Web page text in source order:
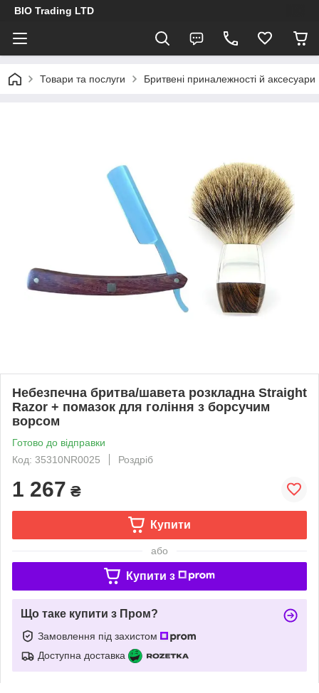
BIO Trading LTD
Товари та послуги Бритвені приналежності й аксесуари
Небезпечна бритва/шавета розкладна Straight
Razor + помазок для гоління з борсучим
ворсом
Готово до відправки
Код: 35310NR0025
Роздріб
1 267 ₴
Купити
або
Купити з
Що таке купити з Пром?
Замовлення під захистом
Доступна доставка